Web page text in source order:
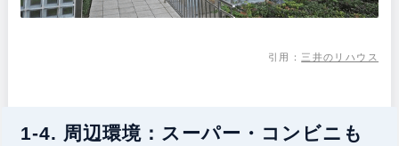
引用： 三井のリハウス
1-4. 周辺環境：スーパー・コンビニも